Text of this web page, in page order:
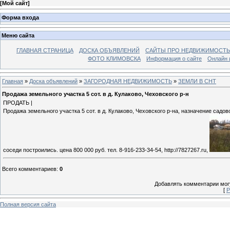
[Мой сайт]
Форма входа
Меню сайта
ГЛАВНАЯ СТРАНИЦА ДОСКА ОБЪЯВЛЕНИЙ
САЙТЫ ПРО
ФОТО КЛИМОВСКА
Информация о сайте Онлайн
Главная » Доска объявлений » ЗАГОРОДНАЯ НЕДВИЖИМОСТЬ » ЗЕМЛИ В СНТ
Продажа земельного участка 5 сот. в д. Кулаково, Чеховского р-н
ПРОДАТЬ |
Продажа земельного участка 5 сот. в д. Кулаково, Чеховского р-на, назначение
соседи построились. цена 800 000 руб. тел. 8-916-233-34-54, http://7827267.ru,
Всего комментариев: 0
Добавлять комментарии
[
Полная версия сайта